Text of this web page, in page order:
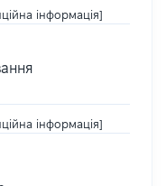
інформація]
інформація]